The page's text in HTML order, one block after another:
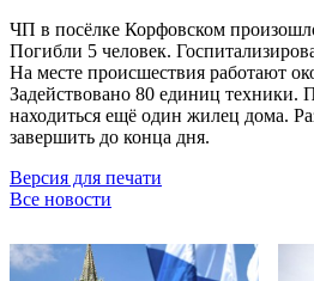
ЧП в посёлке Корфовском
Погибли 5 человек.
На месте происшествия работают
Задействовано 80 единиц техники.
находиться ещё один жилец дома.
завершить до конца дня.
Версия для печати
Все новости